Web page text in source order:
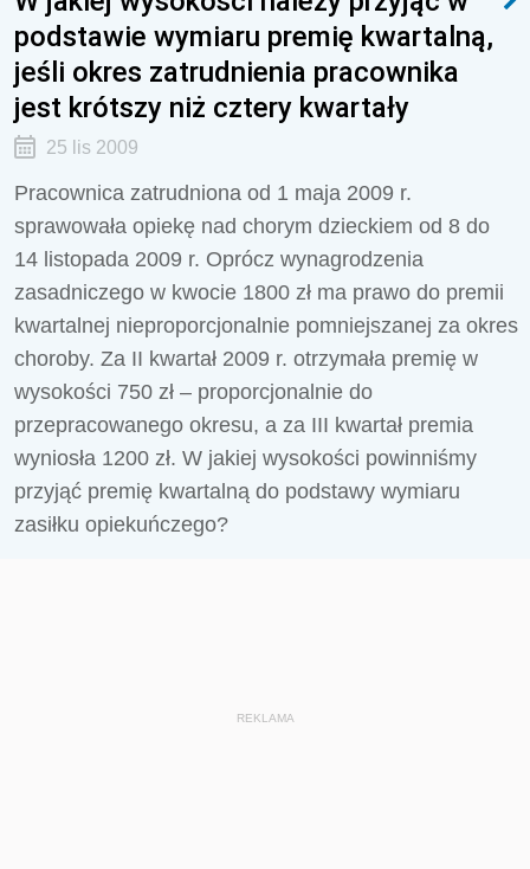
podstawie wymiaru premię kwartalną,
jeśli okres zatrudnienia pracownika
jest krótszy niż cztery kwartały
25 lis 2009
Pracownica zatrudniona od 1 maja 2009 r.
sprawowała opiekę nad chorym dzieckiem od 8 do
14 listopada 2009 r. Oprócz wynagrodzenia
zasadniczego w kwocie 1800 zł ma prawo do premii
kwartalnej nieproporcjonalnie pomniejszanej za okres
choroby. Za II kwartał 2009 r. otrzymała premię w
wysokości 750 zł – proporcjonalnie do
przepracowanego okresu, a za III kwartał premia
wyniosła 1200 zł. W jakiej wysokości powinniśmy
przyjąć premię kwartalną do podstawy wymiaru
zasiłku opiekuńczego?
REKLAMA